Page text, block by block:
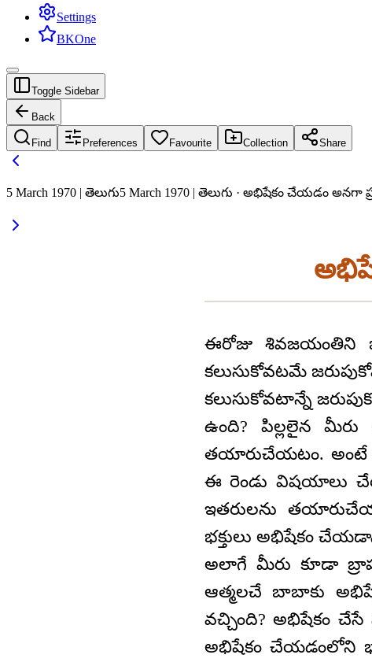
Settings
BKOne
Toggle Sidebar
Back
Find Preferences Favourite Collection Share
5 March 1970 | తెలుగు5 March 1970 | తెలుగు · అభిషేకం చేయడం అనగా
ఈరోజు శివజయంతిని
కలుసుకోవటమే
కలుసుకోవటాన్నే
ఉంది? పిల్లలైన
తయారుచేయటం. అంటే
ఈ రెండు విషయాలు
ఇతరులను
భక్తులు అభిషేకం
అలాగే మీరు కూడా
ఆత్మలచే బాబాకు
వచ్చింది? అభిషేకం
అభిషేకం చేయడంలోని